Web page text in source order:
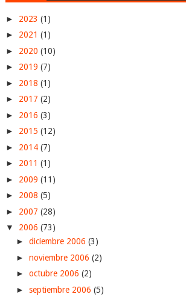
► 2023 (1)
► 2021 (1)
► 2020 (10)
► 2019 (7)
► 2018 (1)
► 2017 (2)
► 2016 (3)
► 2015 (12)
► 2014 (7)
► 2011 (1)
► 2009 (11)
► 2008 (5)
► 2007 (28)
▼ 2006 (73)
► diciembre 2006 (3)
► noviembre 2006 (2)
► octubre 2006 (2)
► septiembre 2006 (5)